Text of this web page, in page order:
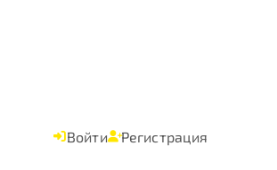
Войти Регистрация